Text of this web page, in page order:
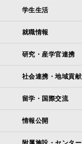
学生生活
就職情報
研究・産学官連携
社会連携・地域貢献
留学・国際交流
情報公開